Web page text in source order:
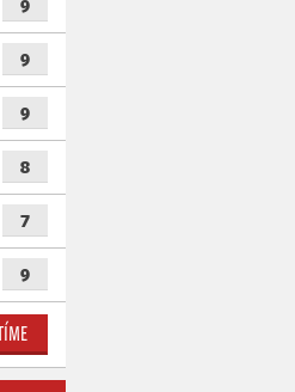
9
9
8
7
9